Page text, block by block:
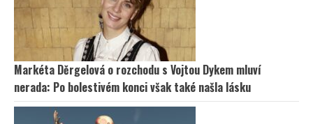
Markéta Děrgelová o rozchodu s Vojtou Dykem mluví
nerada: Po bolestivém konci však také našla lásku